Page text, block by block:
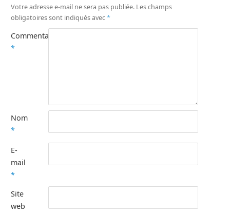
Votre adresse e-mail ne sera pas publiée. Les champs
obligatoires sont indiqués avec*
Commentaire
*
Nom
*
E-
mail
*
Site
web